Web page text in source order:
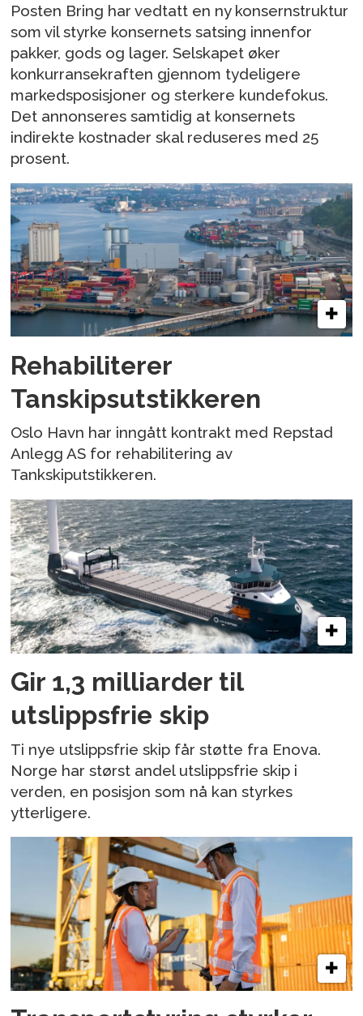
Posten Bring har vedtatt en ny konsernstruktur
som vil styrke konsernets satsing innenfor
pakker, gods og lager. Selskapet øker
konkurransekraften gjennom tydeligere
markedsposisjoner og sterkere kundefokus.
Det annonseres samtidig at konsernets
indirekte kostnader skal reduseres med 25
prosent.
Rehabiliterer
Tanskipsutstikkeren
Oslo Havn har inngått kontrakt med Repstad
Anlegg AS for rehabilitering av
Tankskiputstikkeren.
Gir 1,3 milliarder til
utslippsfrie skip
Ti nye utslippsfrie skip får støtte fra Enova.
Norge har størst andel utslippsfrie skip i
verden, en posisjon som nå kan styrkes
ytterligere.